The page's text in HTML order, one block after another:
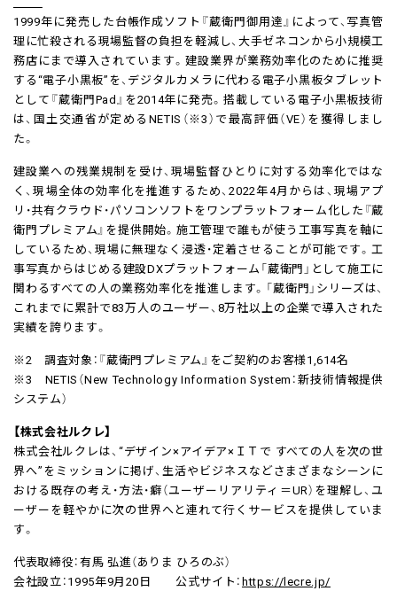
1999年に発売した台帳作成ソフト『蔵衛門御用達』によって、写真管
理に忙殺される現場監督の負担を軽減し、大手ゼネコンから小規模工
務店にまで導入されています。建設業界が業務効率化のために推奨
する“電子小黒板”を、デジタルカメラに代わる電子小黒板タブレット
として『蔵衛門Pad』を2014年に発売。搭載している電子小黒板技術
は、国土交通省が定めるNETIS（※3）で最高評価（VE）を獲得しまし
た。
建設業への残業規制を受け、現場監督ひとりに対する効率化ではな
く、現場全体の効率化を推進するため、2022年4月からは、現場アプ
リ・共有クラウド・パソコンソフトをワンプラットフォーム化した『蔵
衛門プレミアム』を提供開始。施工管理で誰もが使う工事写真を軸に
しているため、現場に無理なく浸透・定着させることが可能です。工
事写真からはじめる建設DXプラットフォーム「蔵衛門」として施工に
関わるすべての人の業務効率化を推進します。「蔵衛門」シリーズは、
これまでに累計で83万人のユーザー、8万社以上の企業で導入された
実績を誇ります。
※2 調査対象：『蔵衛門プレミアム』をご契約のお客様1,614名
※3 NETIS（New Technology Information System：新技術情報提供
システム）
【株式会社ルクレ】
株式会社ルクレは、“デザイン×アイデア×ＩＴで すべての人を次の世
界へ”をミッションに掲げ、生活やビジネスなどさまざまなシーンに
おける既存の考え・方法・癖（ユーザーリアリティ＝UR）を理解し、ユ
ーザーを軽やかに次の世界へと連れて行くサービスを提供していま
す。
代表取締役：有馬 弘進（ありま ひろのぶ）
会社設立：1995年9月20日 公式サイト：https://lecre.jp/